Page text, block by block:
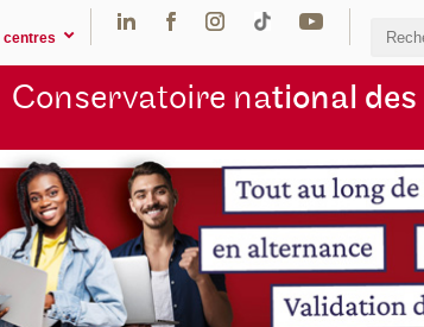
centres
Conservatoire national des